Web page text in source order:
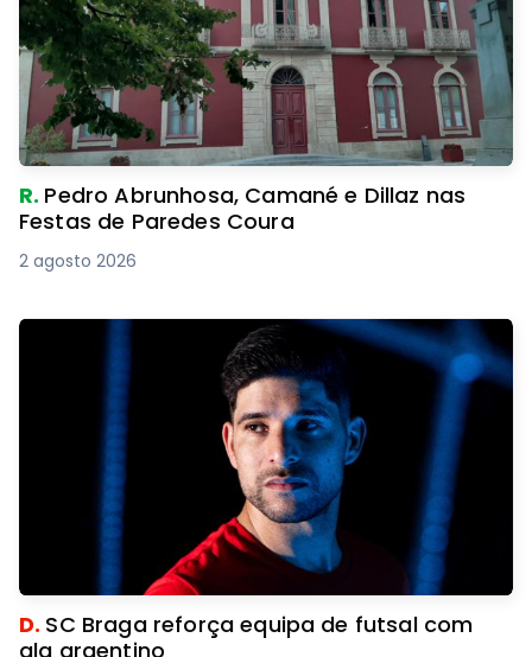
R. Pedro Abrunhosa, Camané e Dillaz nas
Festas de Paredes Coura
2 agosto 2026
D. SC Braga reforça equipa de futsal com
ala argentino